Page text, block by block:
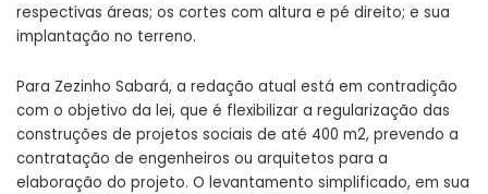
respectivas áreas; os cortes com altura e pé direito; e sua
implantação no terreno.
Para Zezinho Sabará, a redação atual está em contradição
com o objetivo da lei, que é flexibilizar a regularização das
construções de projetos sociais de até 400 m2, prevendo a
contratação de engenheiros ou arquitetos para a
elaboração do projeto. O levantamento simplificado, em sua